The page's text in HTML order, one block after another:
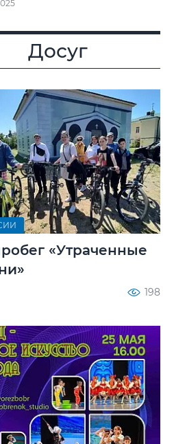
Досуг
«Утраченные
198